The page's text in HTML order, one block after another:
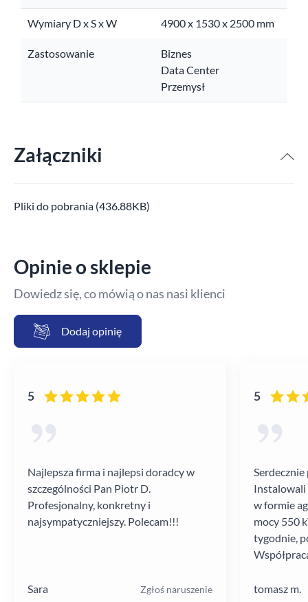
Wymiary D x S x W 4900 x 1530 x 2500 mm
Zastosowanie
Biznes
Data Center
Przemysł
Załączniki
Pliki do pobrania (436.88KB)
Opinie o sklepie
Dowiedz się, co mówią o nas nasi klienci
Dodaj opinię
5
Najlepsza firma i najlepsi doradcy w
szczególności Pan Piotr D.
Profesjonalny, konkretny i
najsympatyczniejszy. Polecam!!!
Sara Zgłoś naruszenie
5
Instalowali
w formie
mocy 550
tygodnie,
tomasz m.